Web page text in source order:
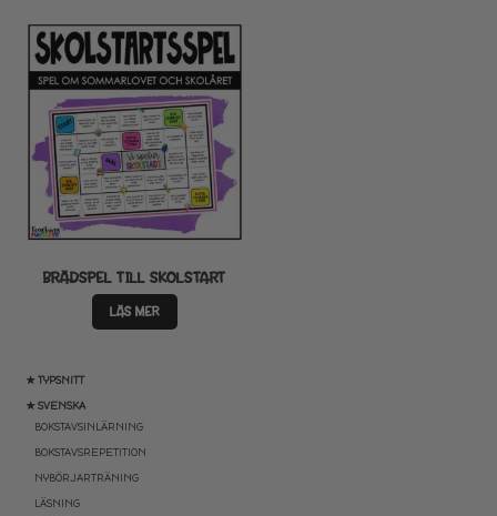
★ TYPSNITT
★ SVENSKA
BOKSTAVSINLÄRNING
BOKSTAVSREPETITION
NYBÖRJARTRÄNING
LÄSNING
BRÄDSPEL TILL SKOLSTART
LÄS MER